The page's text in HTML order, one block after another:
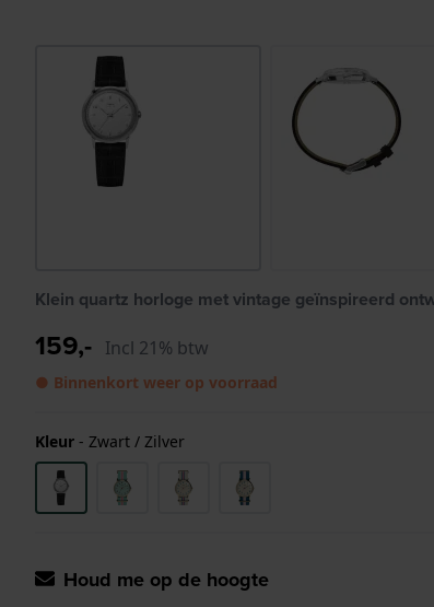
Klein quartz horloge met vintage geïnspireerd
159,- Incl 21% btw
● Binnenkort weer op voorraad
Kleur - Zwart / Zilver
Houd me op de hoogte